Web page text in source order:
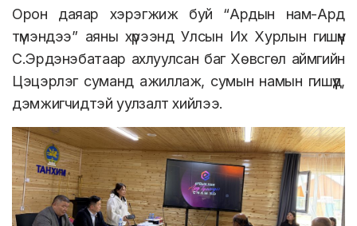
Орон даяар хэрэгжиж буй “Ардын нам-Ард
түмэндээ” аяны хүрээнд Улсын Их Хурлын гишүүн
С.Эрдэнэбатаар ахлуулсан баг Хөвсгөл аймгийн
Цэцэрлэг суманд ажиллаж, сумын намын гишүүд,
дэмжигчидтэй уулзалт хийлээ.